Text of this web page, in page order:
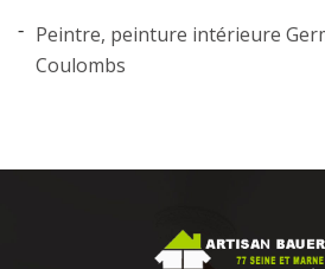
Peintre, peinture intérieure
Coulombs